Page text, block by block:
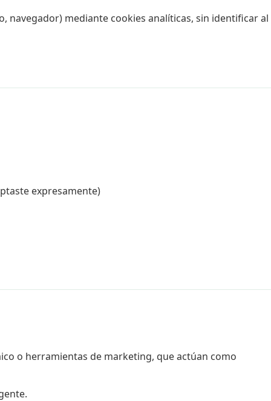
navegador) mediante cookies analíticas, sin identificar al
expresamente)
o herramientas de marketing, que actúan como